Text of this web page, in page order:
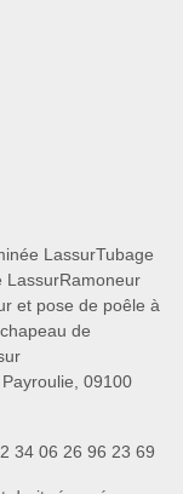
LassurTubage
LassurRamoneur
et pose de poêle à
de
09100
34 06 26 96 23 69